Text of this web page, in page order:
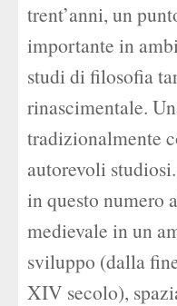
trent’anni, un
importante in
studi di filosofia
rinascimentale.
tradizionalmente
autorevoli studiosi.
in questo numero
medievale in un
sviluppo (dalla
XIV secolo),